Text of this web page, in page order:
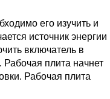
его изучить и
источник энергии
включатель в
плита начнет
Рабочая плита